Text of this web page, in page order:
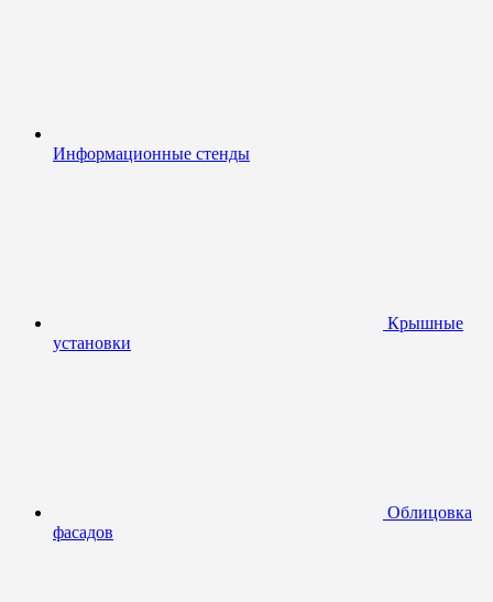
Информационные стенды
Крышные
установки
Облицовка
фасадов